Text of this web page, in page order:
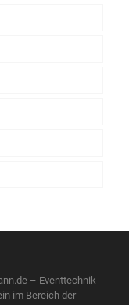
– Eventtechnik
im Bereich der